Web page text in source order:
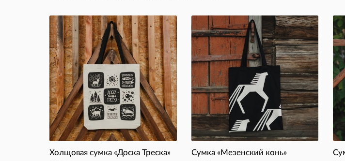
Холщовая сумка «Доска Треска» Сумка «Мезенский конь»